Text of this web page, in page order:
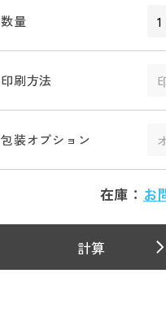
数量
印刷方法
包装オプション
在庫： お
計算